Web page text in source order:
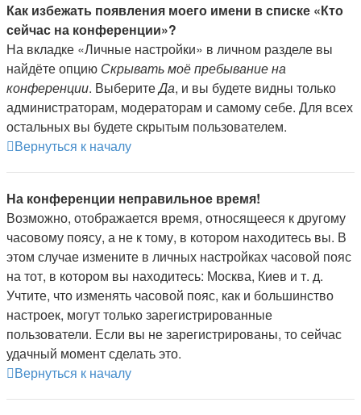
Как избежать появления моего имени в списке «Кто
сейчас на конференции»?
На вкладке «Личные настройки» в личном разделе вы
найдёте опцию Скрывать моё пребывание на
конференции. ВыберитеДа, и вы будете видны только
администраторам, модераторам и самому себе. Для всех
остальных вы будете скрытым пользователем.
Вернуться к началу
На конференции неправильное время!
Возможно, отображается время, относящееся к другому
часовому поясу, а не к тому, в котором находитесь вы. В
этом случае измените в личных настройках часовой пояс
на тот, в котором вы находитесь: Москва, Киев и т. д.
Учтите, что изменять часовой пояс, как и большинство
настроек, могут только зарегистрированные
пользователи. Если вы не зарегистрированы, то сейчас
удачный момент сделать это.
Вернуться к началу